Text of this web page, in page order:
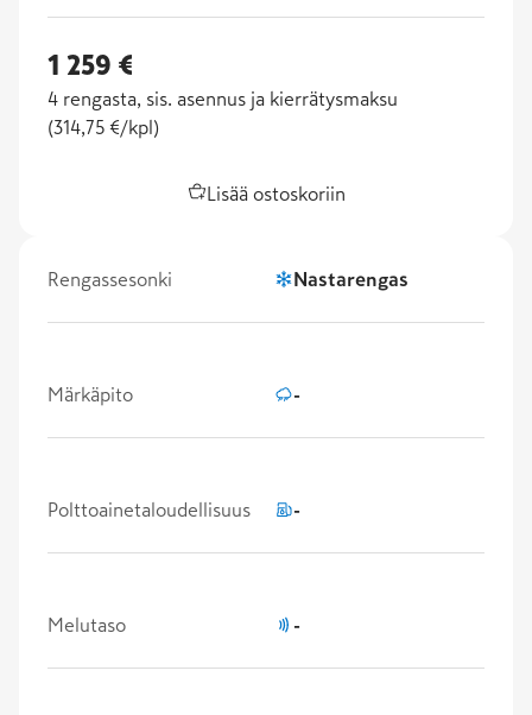
1 259 €
4 rengasta, sis. asennus ja kierrätysmaksu
(314,75 €/kpl )
Lisää ostoskoriin
Rengassesonki Nastarengas
Märkäpito -
Polttoainetaloudellisuus -
Melutaso -